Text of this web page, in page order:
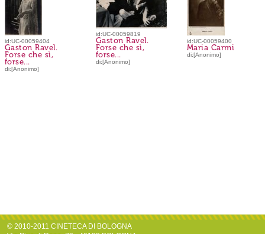
id:UC-00059404
Gaston Ravel.
Forse che sì,
forse...
di:[Anonimo]
id:UC-00059819
Gaston Ravel.
Forse che sì,
forse...
di:[Anonimo]
id:UC-00059400
Maria Carmi
di:[Anonimo]
© 2010-2011 CINETECA DI BOLOGNA